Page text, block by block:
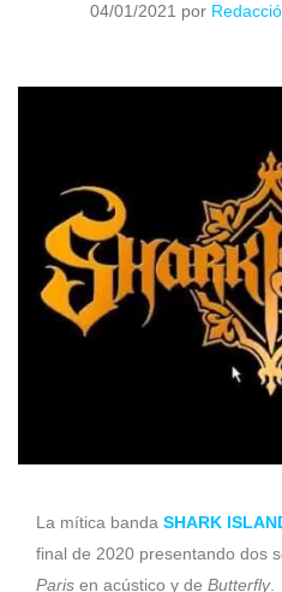
04/01/2021 por
La mítica banda SHARK
final de 2020 presentando dos
Paris en acústico y de Butterfly.